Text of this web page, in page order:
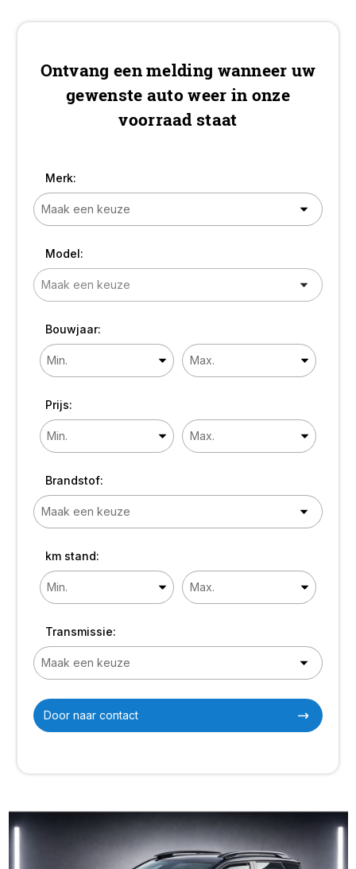
Ontvang een melding wanneer uw
gewenste auto weer in onze
voorraad staat
Merk:
Model:
Bouwjaar:
Prijs:
Brandstof:
km stand:
Transmissie:
Door naar contact